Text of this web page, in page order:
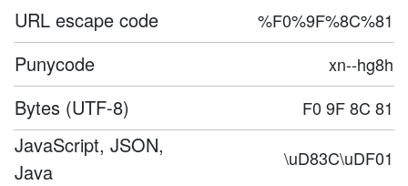
URL escape code %F0%9F%8C%81
Punycode xn--hg8h
Bytes (UTF-8) F0 9F 8C 81
JavaScript, JSON,
Java
\uD83C\uDF01